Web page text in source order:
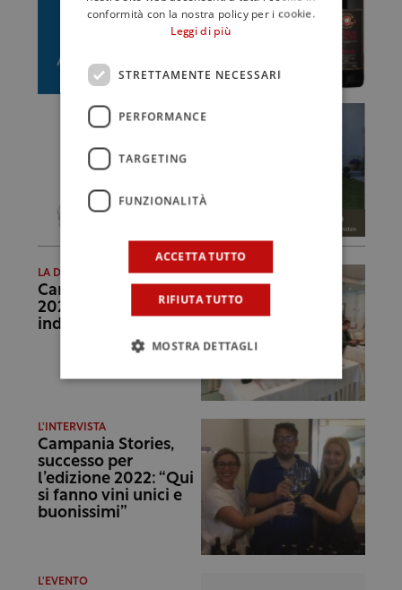
LA DEGUSTAZIONE
Campania Stories
2022, i nostri assaggi
indimenticabili
L'INTERVISTA
Campania Stories,
successo per
l’edizione 2022: “Qui
si fanno vini unici e
buonissimi”
L'EVENTO
conformità con la nostra policy per i cookie.
Leggi di più
STRETTAMENTE NECESSARI
PERFORMANCE
TARGETING
FUNZIONALITÀ
ACCETTA TUTTO
RIFIUTA TUTTO
MOSTRA DETTAGLI